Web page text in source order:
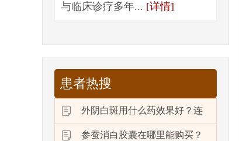
与临床诊疗多年... [详情]
患者热搜
外阴白斑用什么药效果好？连
参蚕消白胶囊在哪里能购买？